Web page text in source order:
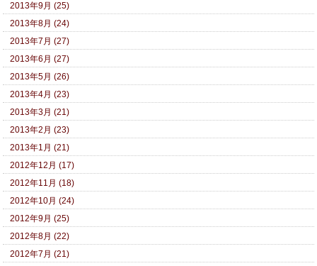
2013年9月 (25)
2013年8月 (24)
2013年7月 (27)
2013年6月 (27)
2013年5月 (26)
2013年4月 (23)
2013年3月 (21)
2013年2月 (23)
2013年1月 (21)
2012年12月 (17)
2012年11月 (18)
2012年10月 (24)
2012年9月 (25)
2012年8月 (22)
2012年7月 (21)